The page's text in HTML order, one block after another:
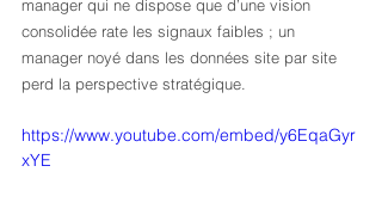
manager qui ne dispose que d’une vision
consolidée rate les signaux faibles ; un
manager noyé dans les données site par site
perd la perspective stratégique.
https://www.youtube.com/embed/y6EqaGyr
xYE